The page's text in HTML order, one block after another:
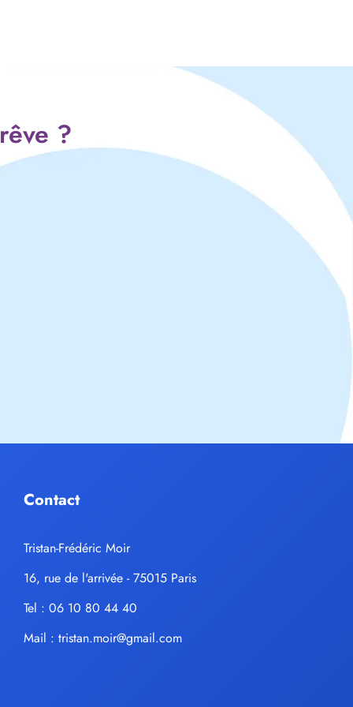
?
Contact
Tristan-Frédéric Moir
16, rue de l'arrivée - 75015 Paris
Tel : 06 10 80 44 40
Mail :tristan.moir@gmail.com